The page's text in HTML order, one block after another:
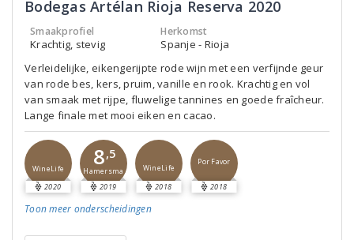
Bodegas Artélan Rioja Reserva 2020
Smaakprofiel
Krachtig, stevig
Herkomst
Spanje - Rioja
Verleidelijke, eikengerijpte rode wijn met een verfijnde geur
van rode bes, kers, pruim, vanille en rook. Krachtig en vol
van smaak met rijpe, fluwelige tannines en goede fraîcheur.
Lange finale met mooi eiken en cacao.
WineLife
2020
8,5
Hamersma
2019
WineLife
2018
Por Favor
2018
Toon meer onderscheidingen